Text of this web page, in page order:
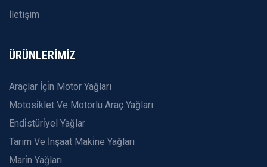
İletişim
ÜRÜNLERİMİZ
Araçlar İçi̇n Motor Yağları
Motosi̇klet Ve Motorlu Araç Yağları
Endi̇stüri̇yel Yağlar
Tarım Ve İnşaat Maki̇ne Yağları
Mari̇n Yağları